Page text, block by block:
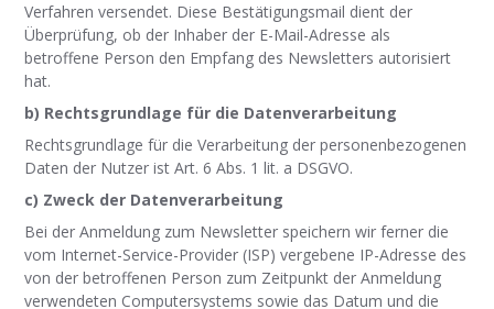
Verfahren versendet. Diese Bestätigungsmail dient der
Überprüfung, ob der Inhaber der E-Mail-Adresse als
betroffene Person den Empfang des Newsletters autorisiert
hat.
b) Rechtsgrundlage für die Datenverarbeitung
Rechtsgrundlage für die Verarbeitung der personenbezogenen
Daten der Nutzer ist Art. 6 Abs. 1 lit. a DSGVO.
c) Zweck der Datenverarbeitung
Bei der Anmeldung zum Newsletter speichern wir ferner die
vom Internet-Service-Provider (ISP) vergebene IP-Adresse des
von der betroffenen Person zum Zeitpunkt der Anmeldung
verwendeten Computersystems sowie das Datum und die